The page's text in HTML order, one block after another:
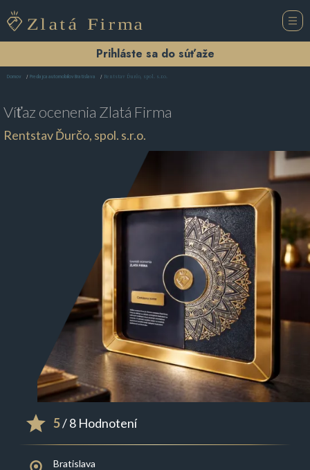
Prihláste sa do súťaže
Domov Predajca automobilov Bratislava Rentstav Ďurčo, spol. s.r.o.
Víťaz ocenenia Zlatá Firma
Rentstav Ďurčo, spol. s.r.o.
5/ 8 Hodnotení
Bratislava